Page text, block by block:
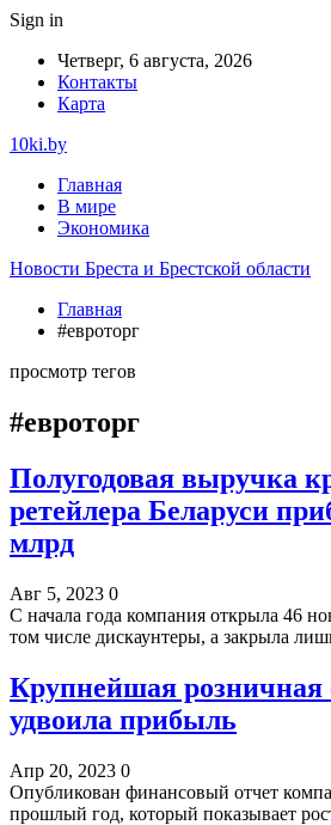
Sign in
Четверг, 6 августа, 2026
Контакты
Карта
10ki.by
Главная
В мире
Экономика
Новости Бреста и Брестской области
Главная
#евроторг
просмотр тегов
#евроторг
Полугодовая выручка
ретейлера Беларуси
млрд
Авг 5, 2023 0
С начала года компания открыла 46
том числе дискаунтеры, а закрыла
Крупнейшая розничная
удвоила прибыль
Апр 20, 2023 0
Опубликован финансовый отчет
прошлый год, который показывает